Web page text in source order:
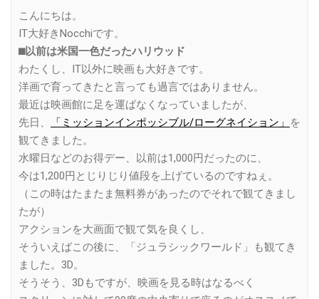
こんにちは。
IT大好きNocchiです。
⬛︎以前は米国一色だったハリウッド
わたくし、IT以外に映画も大好きです。
洋画で育ってきたと言っても過言ではありません。
最近は映画館に足を運ばなくなっていましたが、
先日、
「ミッションインポッシブル/ローグネイション」
を
観てきました。
水曜日などのお得デー、以前は1,000円だったのに、
今は1,200円とじりじり値段を上げているのですねぇ。
（この時はたまたま無料券があったのでそれで観てきまし
たが）
アクションを大画面で観て気を良くし、
そういえばこの後に、「ジュラシックワールド」も観てき
ました。3D。
そうそう、3Dもですが、映画を見る時はなるべく